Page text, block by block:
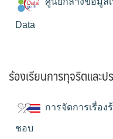
Data
ร้องเรียนการทุจริตและ
การจัดการเรื่อ
ชอบ